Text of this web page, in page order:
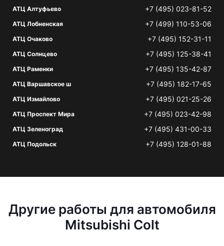
АТЦ Алтуфьево +7 (495) 023-81-52
АТЦ Лобненская +7 (499) 110-53-06
АТЦ Очаково +7 (495) 152-31-11
АТЦ Солнцево +7 (495) 125-38-41
АТЦ Раменки +7 (495) 135-42-87
АТЦ Варшавское ш +7 (495) 182-17-65
АТЦ Измайлово +7 (495) 021-25-26
АТЦ Проспект Мира +7 (495) 023-42-98
АТЦ Зеленоград +7 (495) 431-00-33
АТЦ Подольск +7 (495) 128-01-88
Другие работы для автомобиля
Mitsubishi Colt